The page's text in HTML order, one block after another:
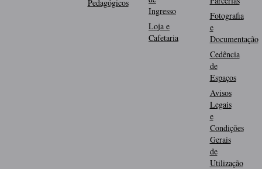
Pedagógicos
Ingresso
Loja e
Cafetaria
Fotografia
e
Documentação
Cedência
de
Espaços
Avisos
Legais
e
Condições
Gerais
de
Utilização